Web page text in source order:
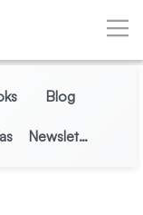
Blog
Newsletter